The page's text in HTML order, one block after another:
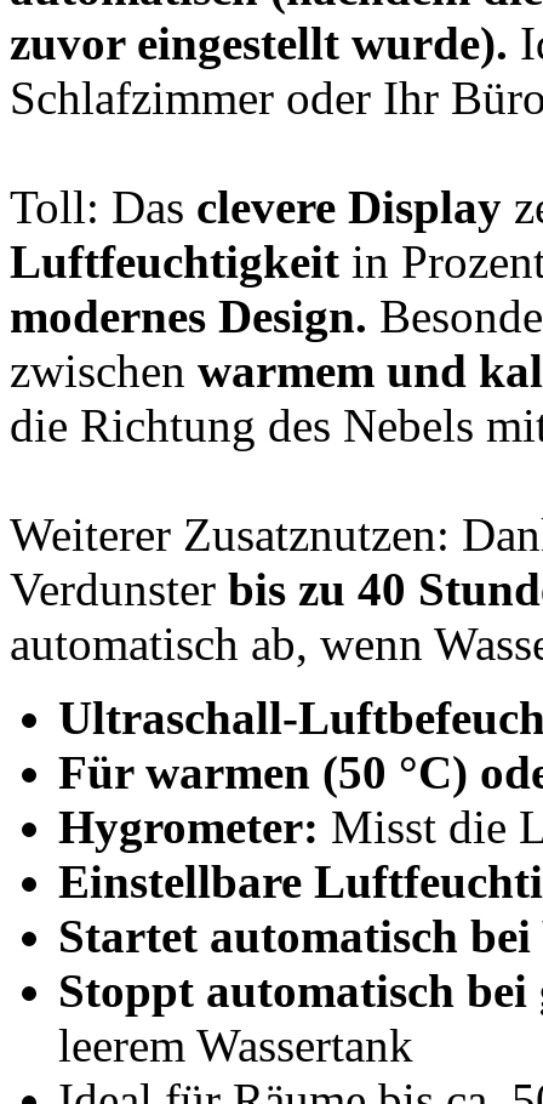
zuvor eingestellt wurde).
Schlafzimmer oder Ihr
Toll: Das clevere Display
Luftfeuchtigkeit in
modernes Design.
zwischen warmem und
die Richtung des Nebels
Weiterer Zusatznutzen:
Verdunster bis zu 40
automatisch ab, wenn
Ultraschall-
Für warmen (50 °C)
Hygrometer: Misst die
Einstellbare
Startet automatisch
Stoppt automatisch
leerem Wassertank